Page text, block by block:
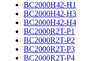
BC2000H42-H1
BC2000H42-H3
BC2000H42-H4
BC2000R2T-P1
BC2000R2T-P2
BC2000R2T-P3
BC2000R2T-P4